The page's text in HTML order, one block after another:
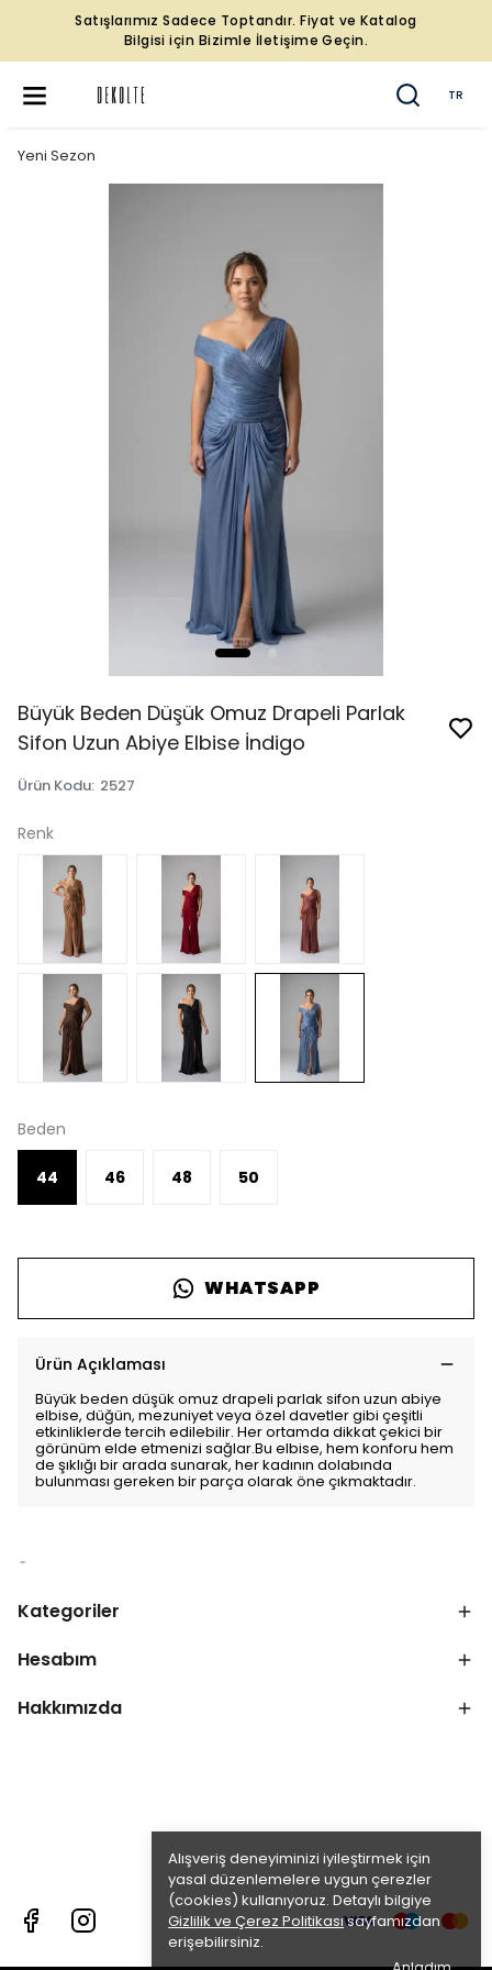
Satışlarımız Sadece Toptandır. Fiyat ve Katalog
Bilgisi için Bizimle İletişime Geçin.
TR
Alışveriş deneyiminizi iyileştirmek için
yasal düzenlemelere uygun çerezler
(cookies) kullanıyoruz. Detaylı bilgiye
Gizlilik ve Çerez Politikasısayfamızdan
erişebilirsiniz.
Yeni Sezon
Büyük Beden Düşük Omuz Drapeli Parlak
Sifon Uzun Abiye Elbise İndigo
Ürün Kodu: 2527
Renk
Beden
44 46 48 50
WHATSAPP
Ürün Açıklaması
Büyük beden düşük omuz drapeli parlak sifon uzun abiye
elbise, düğün, mezuniyet veya özel davetler gibi çeşitli
etkinliklerde tercih edilebilir. Her ortamda dikkat çekici bir
görünüm elde etmenizi sağlar.Bu elbise, hem konforu hem
de şıklığı bir arada sunarak, her kadının dolabında
bulunması gereken bir parça olarak öne çıkmaktadır.
Kategoriler
Hesabım
Hakkımızda